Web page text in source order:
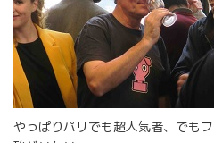
やっぱりパリでも超人気者、でも